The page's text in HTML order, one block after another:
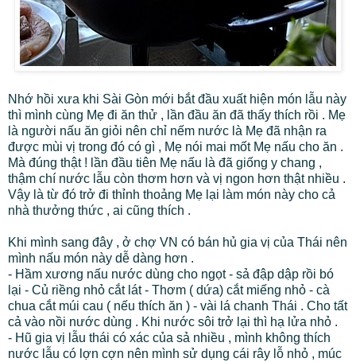
Nhớ hồi xưa khi Sài Gòn mới bắt đầu xuất hiện món lẫu này
thì mình cùng Mẹ đi ăn thử , lần đầu ăn đã thấy thích rồi . Mẹ
là người nấu ăn giỏi nên chỉ nếm nước là Mẹ đã nhận ra
được mùi vị trong đó có gì , Mẹ nói mai mốt Mẹ nấu cho ăn .
Mà đúng thật ! lần đầu tiên Mẹ nấu là đã giống y chang ,
thậm chí nước lẫu còn thơm hơn và vị ngon hơn thật nhiều .
Vậy là từ đó trở đi thỉnh thoảng Mẹ lại làm món này cho cả
nhà thưởng thức , ai cũng thích .
Khi mình sang đây , ở chợ VN có bán hủ gia vị của Thái nên
mình nấu món này dễ dàng hơn .
- Hầm xương nấu nước dùng cho ngọt - sả đập dập rồi bó
lại - Củ riềng nhỏ cắt lát - Thơm ( dứa) cắt miếng nhỏ - cà
chua cắt múi cau ( nếu thích ăn ) - vài lá chanh Thái . Cho tất
cả vào nồi nước dùng . Khi nước sôi trở lại thì hạ lửa nhỏ .
- Hũ gia vị lẫu thái có xác của sả nhiều , mình không thích
nước lẫu có lợn cợn nên mình sử dụng cái rây lỗ nhỏ , múc